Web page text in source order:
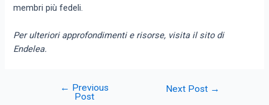
membri più fedeli.
Per ulteriori approfondimenti e risorse, visita il sito di
Endelea.
← Previous
Post
Next Post →